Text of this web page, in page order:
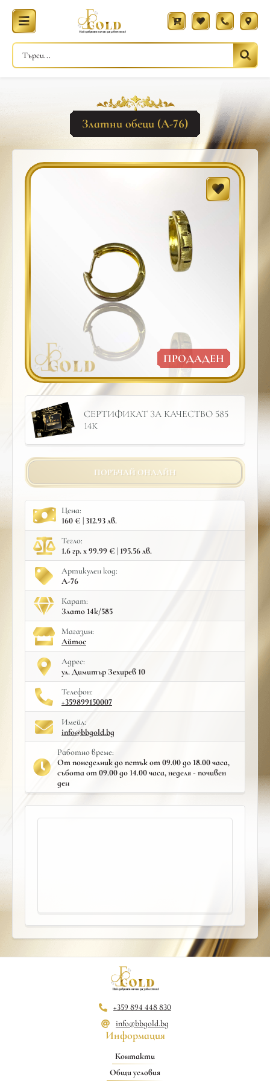
Златни обеци (A-76)
ПРОДАДЕН
СЕРТИФИКАТ ЗА КАЧЕСТВО 585
14К
ПОРЪЧАЙ ОНЛАЙН
Цена:
160 € | 312.93 лв.
Тегло:
1.6 гр. x 99.99 € | 195.56 лв.
Артикулен код:
A-76
Карат:
Злато 14к/585
Mагазин:
Айтос
Адрес:
ул. Димитър Зехирев 10
Телефон:
+359899150007
Имейл:
info@bbgold.bg
Работно време:
От понеделник до петък от 09.00 до 18.00 часа,
събота от 09.00 до 14.00 часа, неделя - почивен
ден
+359 894 448 830
info@bbgold.bg
Информация
Контакти
Общи условия